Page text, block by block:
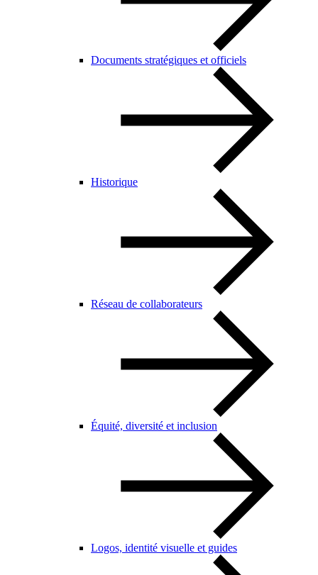
Documents stratégiques et officiels
Historique
Réseau de collaborateurs
Équité, diversité et inclusion
Logos, identité visuelle et guides